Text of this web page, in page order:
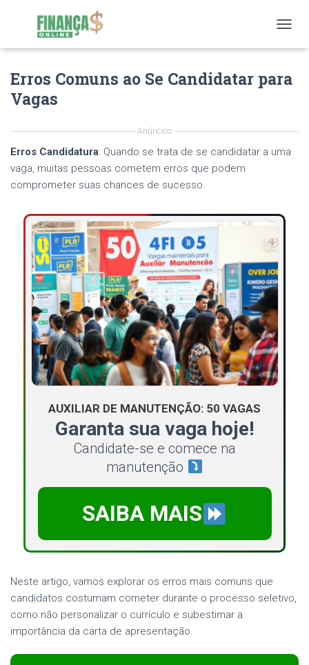
O
G
L
I
O
Erros Comuns ao Se Candidatar para
Vagas
Anúncios
Erros Candidatura: Quando se trata de se candidatar a uma
vaga, muitas pessoas cometem erros que podem
comprometer suas chances de sucesso.
AUXILIAR DE MANUTENÇÃO: 50 VAGAS
Garanta sua vaga hoje!
Candidate-se e comece na
manutenção
SAIBA MAIS
Neste artigo, vamos explorar os erros mais comuns que
candidatos costumam cometer durante o processo seletivo,
como não personalizar o currículo e subestimar a
importância da carta de apresentação.